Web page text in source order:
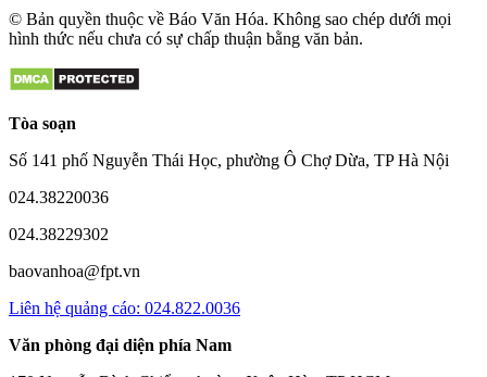
© Bản quyền thuộc về Báo Văn Hóa. Không sao chép dưới mọi
hình thức nếu chưa có sự chấp thuận bằng văn bản.
Tòa soạn
Số 141 phố Nguyễn Thái Học, phường Ô Chợ Dừa, TP Hà Nội
024.38220036
024.38229302
baovanhoa@fpt.vn
Liên hệ quảng cáo: 024.822.0036
Văn phòng đại diện phía Nam